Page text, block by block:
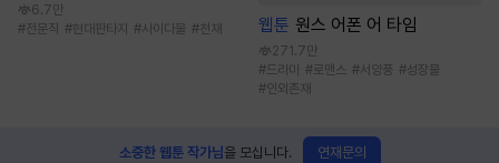
6.7만
#전문직 #현대판타지 #사이다물 #천재 웹툰 원스 어폰 어 타임
271.7만
#드라마 #로맨스 #서양풍 #성장물
#인외존재
소중한 웹툰 작가님을 모십니다. 연재문의